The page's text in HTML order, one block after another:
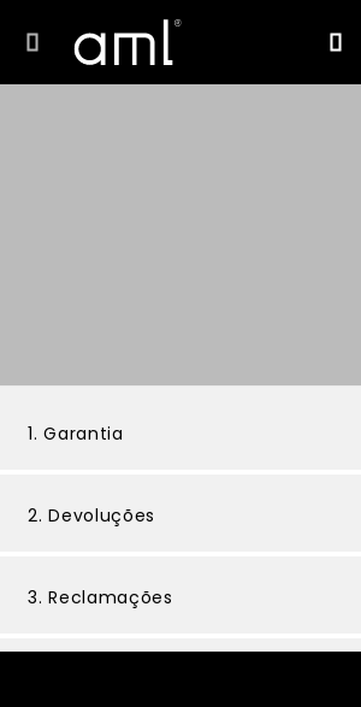
Garantias
devoluções
devoluções
1. Garantia
2. Devoluções
3. Reclamações